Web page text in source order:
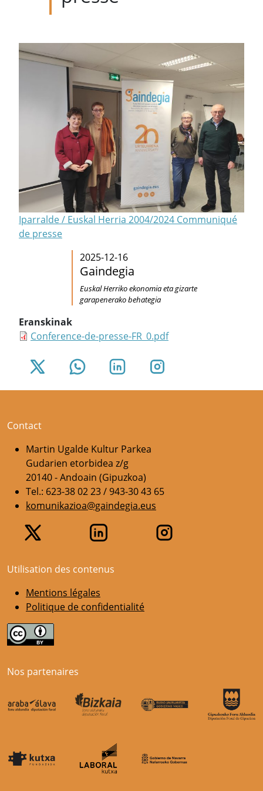
Iparralde / Euskal Herria 2004/2024 Communiqué
de presse
2025-12-16
Gaindegia
Euskal Herriko ekonomia eta gizarte
garapenerako behategia
Eranskinak
Conference-de-presse-FR_0.pdf
Contact
Martin Ugalde Kultur Parkea
Gudarien etorbidea z/g
20140 - Andoain (Gipuzkoa)
Tel.: 623-38 02 23 / 943-30 43 65
komunikazioa@gaindegia.eus
Utilisation des contenus
Mentions légales
Politique de confidentialité
Nos partenaires